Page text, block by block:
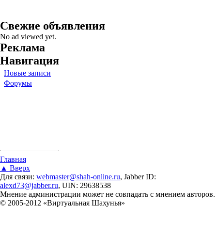
Свежие объявления
No ad viewed yet.
Реклама
Навигация
Новые записи
Форумы
Вы здесь
Главная
▲ Вверх
Для связи: webmaster@shah-online.ru, Jabber ID:
alexd73@jabber.ru, UIN: 29638538
Мнение администрации может не совпадать с мнением авторов.
© 2005-2012 «Виртуальная Шахунья»